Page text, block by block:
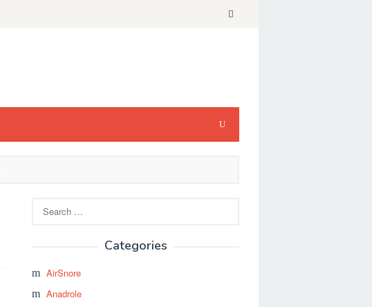
for:
Categories
AirSnore
Anadrole